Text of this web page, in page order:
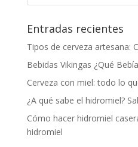
Entradas recientes
Tipos de cerveza artesana:
Bebidas Vikingas ¿Qué
Cerveza con miel: todo lo
¿A qué sabe el hidromiel?
Cómo hacer hidromiel
hidromiel